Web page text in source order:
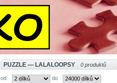
PUZZLE — LALALOOPSY 0 produktů
od
do